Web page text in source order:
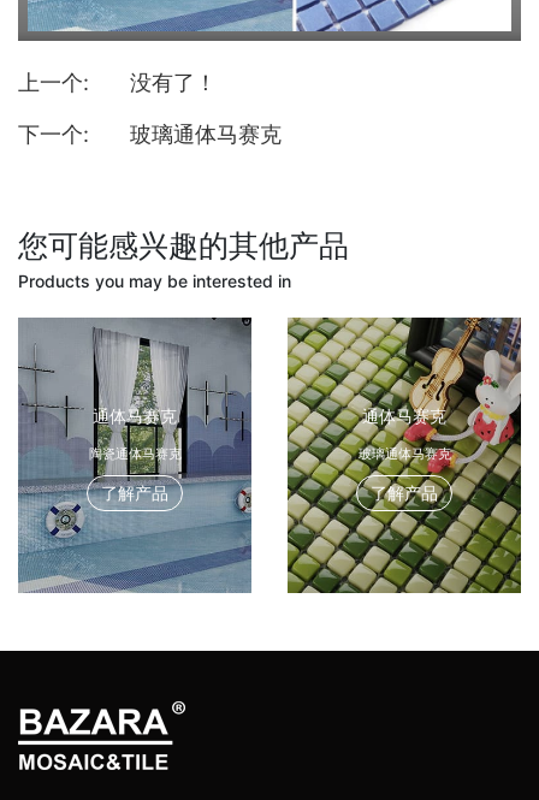
上一个: 没有了！
下一个: 玻璃通体马赛克
您可能感兴趣的其他产品
Products you may be interested in
通体马赛克
陶瓷通体马赛克
了解产品
通体马赛克
玻璃通体马赛克
了解产品